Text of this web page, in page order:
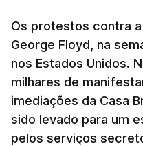
Os protestos contra
George Floyd, na
nos Estados Unidos.
milhares de
imediações da Casa
sido levado para um
pelos serviços